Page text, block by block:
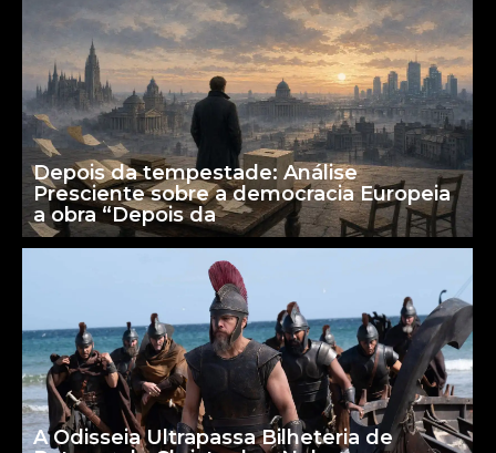
Depois da tempestade: Análise
Presciente sobre a democracia Europeia
a obra “Depois da
A Odisseia Ultrapassa Bilheteria de